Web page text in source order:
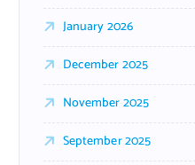
January 2026
December 2025
November 2025
September 2025